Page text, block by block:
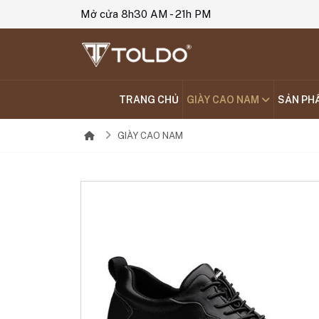
Mở cửa 8h30 AM - 21h PM
TRANG CHỦ GIÀY CAO NAM SẢN
GIÀY CAO NAM